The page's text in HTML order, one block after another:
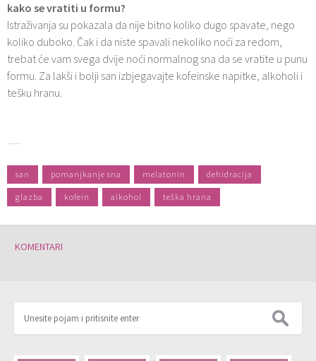
kako se vratiti u formu?
Istraživanja su pokazala da nije bitno koliko dugo spavate, nego
koliko duboko. Čak i da niste spavali nekoliko noći za redom,
trebat će vam svega dvije noći normalnog sna da se vratite u punu
formu. Za lakši i bolji san izbjegavajte kofeinske napitke, alkoholi i
tešku hranu.
san pomanjkanje sna melatonin dehidracija
glazba kofein alkohol teška hrana
KOMENTARI